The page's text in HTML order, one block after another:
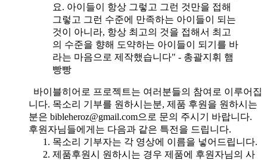
요. 아이들이 항상 그렇고 그런 것만을 접해
그렇고 그런 수준에 만족하는 아이들이 되는
것이 아니라, 항상 최고의 것을 접해서 최고
의 수준을 향해 도약하는 아이들이 되기를 바
라는 마음으로 제작했습니다" - 총괄지휘 햄
빵빵
바이블히어로 프로젝트는 여러분들의 참여로 이루어집
니다. 목소리 기부를 원하시는분, 제품 후원을 원하시는
분은 bibleheroz@gmail.com으로 문의 주시기 바랍니다.
후원자님들에게는 다음과 같은 특전을 드립니다.
목소리 기부자는 각 영상에 이름을 넣어드립니다.
제품후원시 원하시는 경우 제품에 후원자님의 사